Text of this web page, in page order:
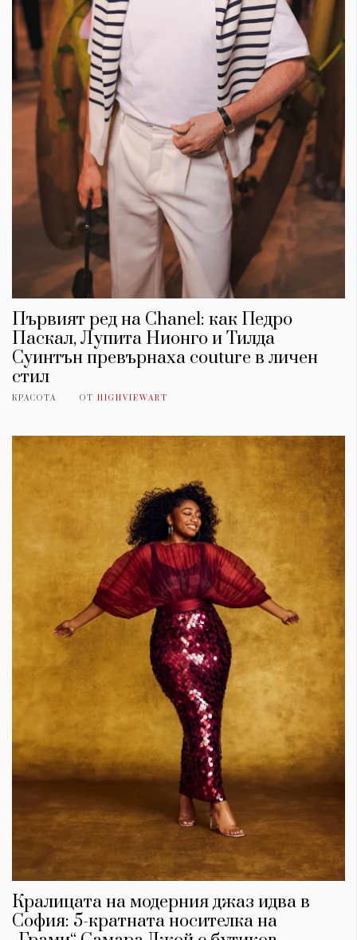
Първият ред на Chanel: как Педро
Паскал, Лупита Нионго и Тилда
Суинтън превърнаха couture в личен
стил
КРАСОТА ОТ HIGHVIEWART
Кралицата на модерния джаз идва в
София: 5-кратната носителка на